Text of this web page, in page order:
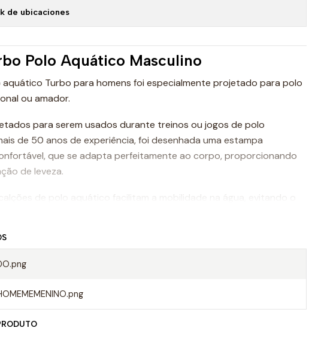
de ubicaciones
Polo Aquático Masculino
Turbo para homens foi especialmente projetado para polo
ou amador.
para serem usados durante treinos ou jogos de polo
de 50 anos de experiência, foi desenhada uma estampa
que se adapta perfeitamente ao corpo, proporcionando
de leveza.
de polo aquático facilitam a mobilidade na água, evitando o
permitindo um movimento mais rápido ao nadar.
calções Turbo são da melhor qualidade, sempre utilizando
de um calção masculino Turbo polo